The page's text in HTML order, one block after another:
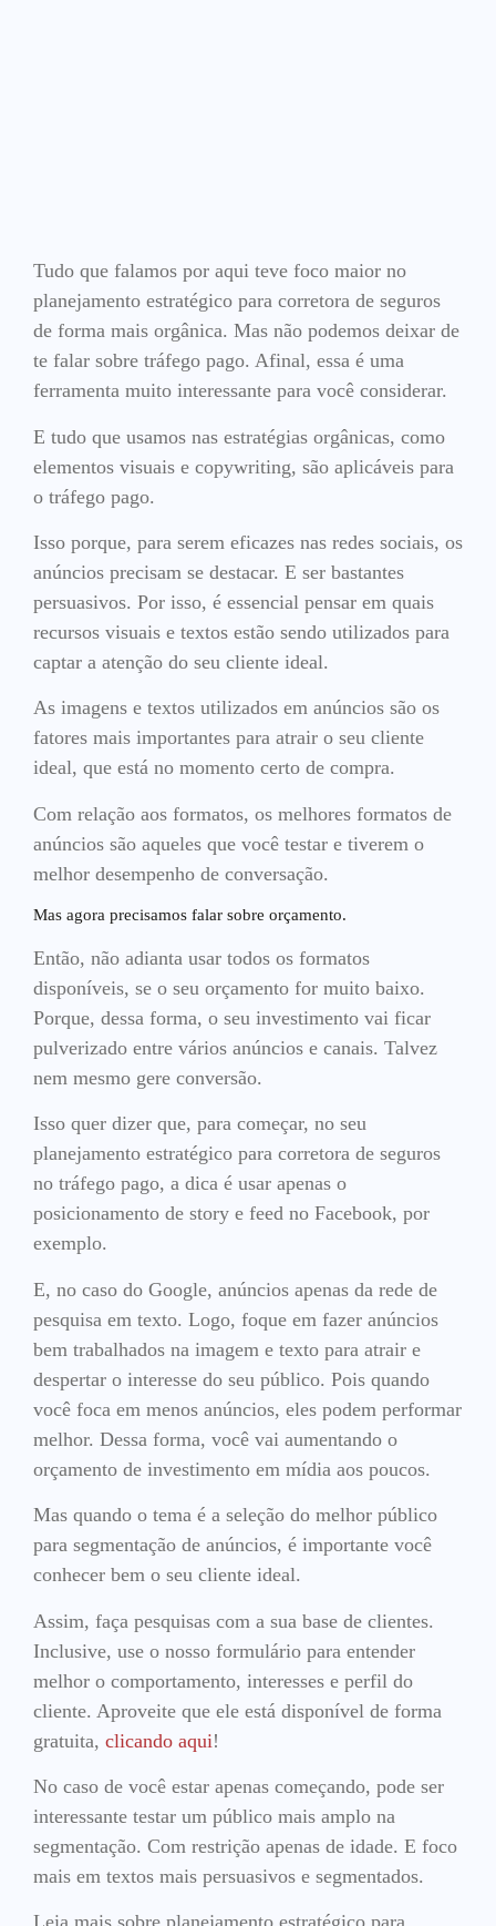
Tudo que falamos por aqui teve foco maior no
planejamento estratégico para corretora de seguros
de forma mais orgânica. Mas não podemos deixar de
te falar sobre tráfego pago. Afinal, essa é uma
ferramenta muito interessante para você considerar.
E tudo que usamos nas estratégias orgânicas, como
elementos visuais e copywriting, são aplicáveis para
o tráfego pago.
Isso porque, para serem eficazes nas redes sociais, os
anúncios precisam se destacar. E ser bastantes
persuasivos. Por isso, é essencial pensar em quais
recursos visuais e textos estão sendo utilizados para
captar a atenção do seu cliente ideal.
As imagens e textos utilizados em anúncios são os
fatores mais importantes para atrair o seu cliente
ideal, que está no momento certo de compra.
Com relação aos formatos, os melhores formatos de
anúncios são aqueles que você testar e tiverem o
melhor desempenho de conversação.
Mas agora precisamos falar sobre orçamento.
Então, não adianta usar todos os formatos
disponíveis, se o seu orçamento for muito baixo.
Porque, dessa forma, o seu investimento vai ficar
pulverizado entre vários anúncios e canais. Talvez
nem mesmo gere conversão.
Isso quer dizer que, para começar, no seu
planejamento estratégico para corretora de seguros
no tráfego pago, a dica é usar apenas o
posicionamento de story e feed no Facebook, por
exemplo.
E, no caso do Google, anúncios apenas da rede de
pesquisa em texto. Logo, foque em fazer anúncios
bem trabalhados na imagem e texto para atrair e
despertar o interesse do seu público. Pois quando
você foca em menos anúncios, eles podem performar
melhor. Dessa forma, você vai aumentando o
orçamento de investimento em mídia aos poucos.
Mas quando o tema é a seleção do melhor público
para segmentação de anúncios, é importante você
conhecer bem o seu cliente ideal.
Assim, faça pesquisas com a sua base de clientes.
Inclusive, use o nosso formulário para entender
melhor o comportamento, interesses e perfil do
cliente. Aproveite que ele está disponível de forma
gratuita, clicando aqui!
No caso de você estar apenas começando, pode ser
interessante testar um público mais amplo na
segmentação. Com restrição apenas de idade. E foco
mais em textos mais persuasivos e segmentados.